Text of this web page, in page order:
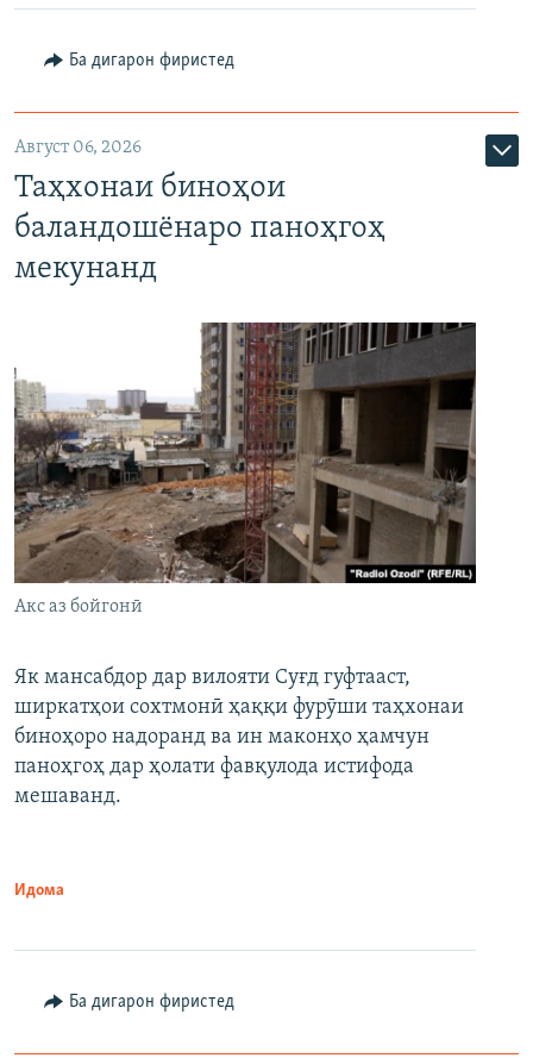
Ба дигарон фиристед
Август 06, 2026
Таҳхонаи биноҳои
баландошёнаро паноҳгоҳ
мекунанд
Акс аз бойгонӣ
Як мансабдор дар вилояти Суғд гуфтааст,
ширкатҳои сохтмонӣ ҳаққи фурӯши таҳхонаи
биноҳоро надоранд ва ин маконҳо ҳамчун
паноҳгоҳ дар ҳолати фавқулода истифода
мешаванд.
Идома
Ба дигарон фиристед